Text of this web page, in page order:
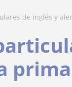
de inglés y